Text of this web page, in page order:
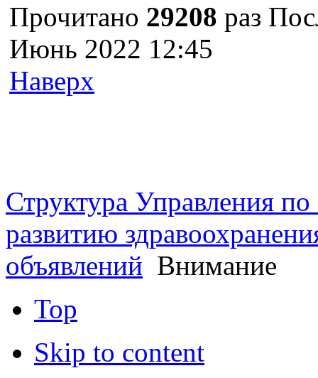
Прочитано 29208 раз
Июнь 2022 12:45
Наверх
Структура Управления
развитию
объявлений Внимание
Top
Skip to content